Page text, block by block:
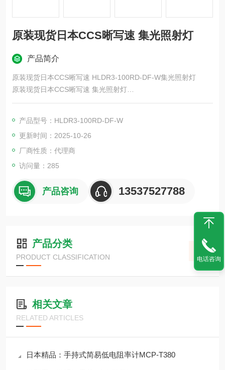
原装现货日本CCS晰写速 集光照射灯
产品简介
原装现货日本CCS晰写速 HLDR3-100RD-DF-W集光照射灯
原装现货日本CCS晰写速 集光照射灯
产品型号：HLDR3-100RD-DF-W
更新时间：2025-10-26
厂商性质：代理商
访问量：285
产品咨询 13537527788
产品分类
PRODUCT CLASSIFICATION
相关文章
RELATED ARTICLES
日本精品：手持式简易低电阻率计MCP-T380
电话咨询